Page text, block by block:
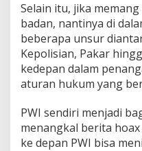
t
a
H
o
a
x
d
i
l
a
Selain itu, jika
badan, nantinya di
beberapa unsur
Kepolisian, Pakar
kedepan dalam
aturan hukum yang
PWI sendiri menjadi
menangkal berita hoax
ke depan PWI bisa